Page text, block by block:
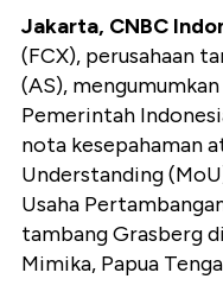
Jakarta, CNBC
(FCX), perusahaan
(AS),
Pemerintah
nota kesepahaman
Understanding
Usaha
tambang Grasberg
Mimika, Papua